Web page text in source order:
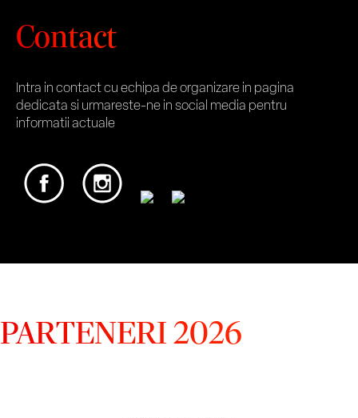
Contact
Intra in contact cu echipa de organizare in pagina
dedicata si urmareste-ne in social media pentru
informatii actuale
PARTENERI 2026